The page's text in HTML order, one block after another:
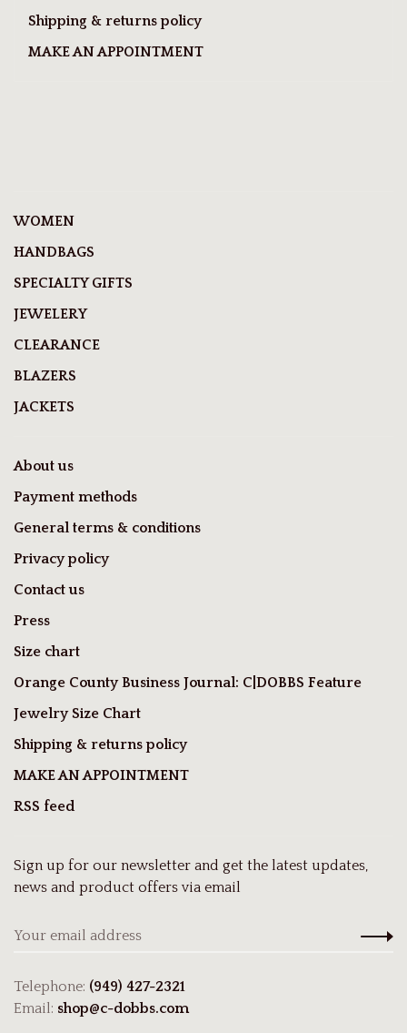
Shipping & returns policy
MAKE AN APPOINTMENT
WOMEN
HANDBAGS
SPECIALTY GIFTS
JEWELERY
CLEARANCE
BLAZERS
JACKETS
About us
Payment methods
General terms & conditions
Privacy policy
Contact us
Press
Size chart
Orange County Business Journal: C|DOBBS Feature
Jewelry Size Chart
Shipping & returns policy
MAKE AN APPOINTMENT
RSS feed
Sign up for our newsletter and get the latest updates,
news and product offers via email
Telephone: (949) 427-2321
Email: shop@c-dobbs.com